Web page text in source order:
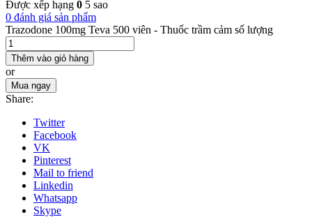
Được xếp hạng 0 5 sao
0 đánh giá sản phẩm
Trazodone 100mg Teva 500 viên - Thuốc trầm cảm số lượng
Thêm vào giỏ hàng
or
Mua ngay
Share:
Twitter
Facebook
VK
Pinterest
Mail to friend
Linkedin
Whatsapp
Skype